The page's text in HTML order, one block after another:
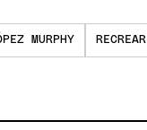
MURPHY RECREAR